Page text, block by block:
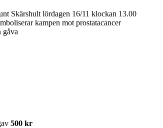
Skärshult lördagen 16/11 klockan 13.00
kampen mot prostatacancer
gåva
500 kr